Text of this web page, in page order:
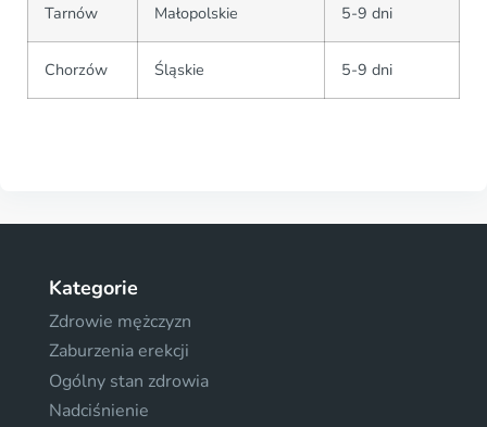
Tarnów Małopolskie 5-9 dni
Chorzów Śląskie 5-9 dni
Kategorie
Zdrowie mężczyzn
Zaburzenia erekcji
Ogólny stan zdrowia
Nadciśnienie